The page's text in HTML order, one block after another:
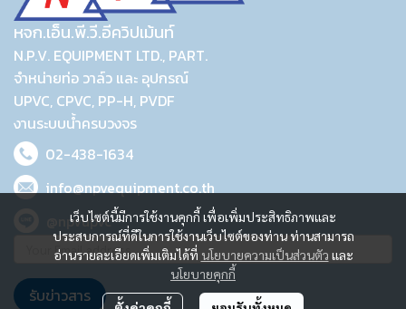
เว็บไซต์นี้มีการใช้งานคุกกี้ เพื่อเพิ่มประสิทธิภาพและ
ประสบการณ์ที่ดีในการใช้งานเว็บไซต์ของท่าน ท่านสามารถ
อ่านรายละเอียดเพิ่มเติมได้ที่ นโยบายความเป็นส่วนตัว และ
นโยบายคุกกี้
หจก.เอ็น.พี.วี.อีควิปเม้นท์
N.P.V. EQUIPMENT LTD., PART.
จำหน่ายท่อ วาล์ว และ อุปกรณ์
UPVC, CPVC, PP-H, PVDF
งานระบบน้ำครบวงจร
02-438-1634
info@npvequipment.co.th
@npvupvc
รับข่าวสาร